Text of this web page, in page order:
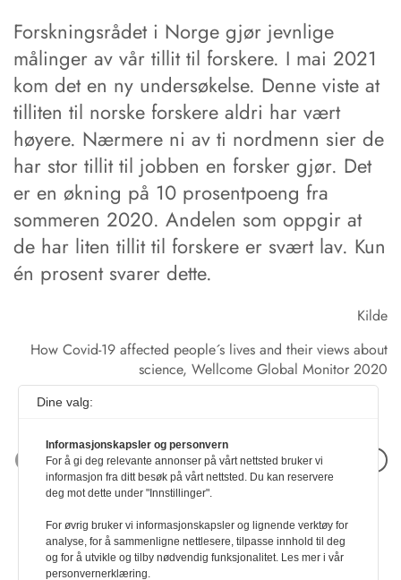
Forskningsrådet i Norge gjør jevnlige
målinger av vår tillit til forskere. I mai 2021
kom det en ny undersøkelse. Denne viste at
tilliten til norske forskere aldri har vært
høyere. Nærmere ni av ti nordmenn sier de
har stor tillit til jobben en forsker gjør. Det
er en økning på 10 prosentpoeng fra
sommeren 2020. Andelen som oppgir at
de har liten tillit til forskere er svært lav. Kun
én prosent svarer dette.
Kilde
How Covid-19 affected people´s lives and their views about
science, Wellcome Global Monitor 2020
Neste artikkel
Dine valg:
Informasjonskapsler og personvern
For å gi deg relevante annonser på vårt nettsted bruker vi
informasjon fra ditt besøk på vårt nettsted. Du kan reservere
deg mot dette under "Innstillinger".
For øvrig bruker vi informasjonskapsler og lignende verktøy for
analyse, for å sammenligne nettlesere, tilpasse innhold til deg
og for å utvikle og tilby nødvendig funksjonalitet. Les mer i vår
personvernerklæring.